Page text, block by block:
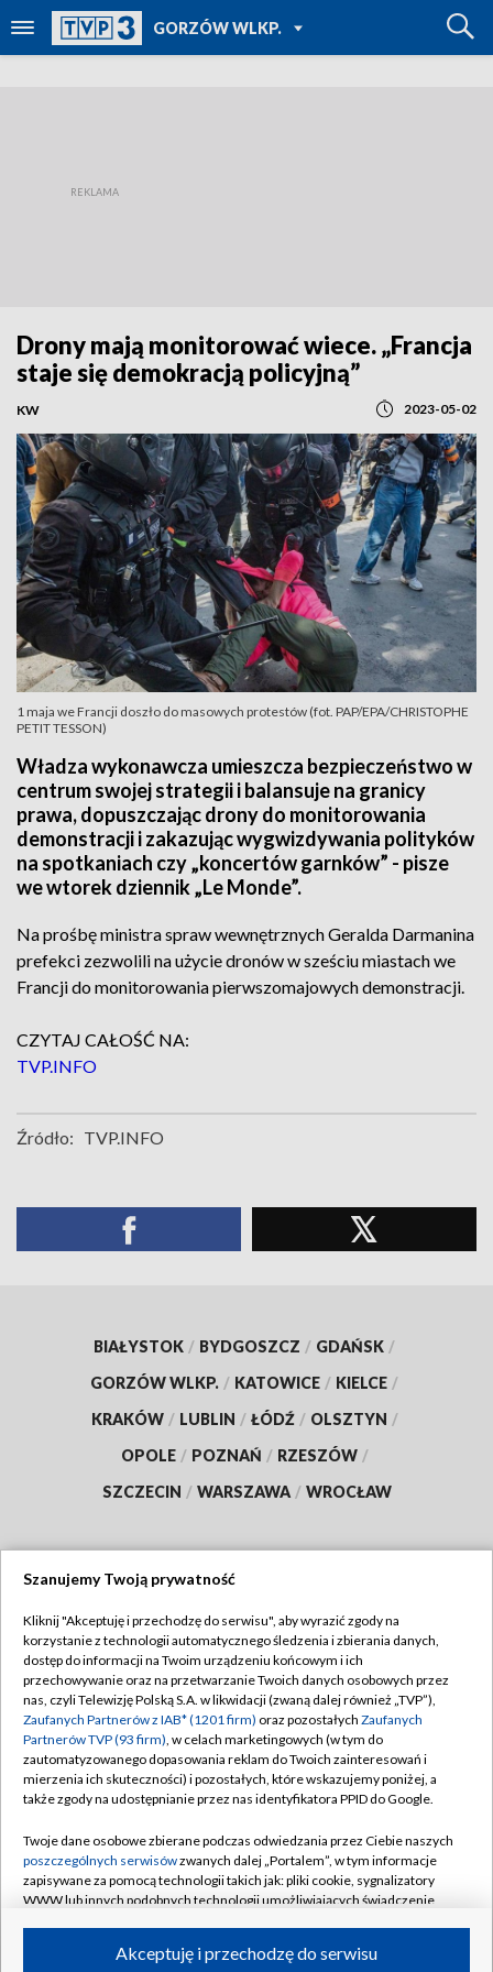
GORZÓW WLKP.
TVP REGIONY
Drony mają monitorować wiece. „Francja
staje się demokracją policyjną”
KW 2023-05-02
1 maja we Francji doszło do masowych protestów (fot. PAP/EPA/CHRISTOPHE
PETIT TESSON)
Władza wykonawcza umieszcza bezpieczeństwo w
centrum swojej strategii i balansuje na granicy
prawa, dopuszczając drony do monitorowania
demonstracji i zakazując wygwizdywania polityków
na spotkaniach czy „koncertów garnków” - pisze
we wtorek dziennik „Le Monde”.
Na prośbę ministra spraw wewnętrznych Geralda Darmanina
prefekci zezwolili na użycie dronów w sześciu miastach we
Francji do monitorowania pierwszomajowych demonstracji.
CZYTAJ CAŁOŚĆ NA:
TVP.INFO
Źródło: TVP.INFO
BIAŁYSTOK / BYDGOSZCZ / GDAŃSK /
GORZÓW WLKP. / KATOWICE / KIELCE /
KRAKÓW / LUBLIN / ŁÓDŹ / OLSZTYN /
OPOLE / POZNAŃ / RZESZÓW /
SZCZECIN / WARSZAWA / WROCŁAW
TVP
Abonament TVP
Emisja w TVP
Centrum informacji TVP
Naziemna Telewizja Cyfrowa
Rada Programowa
System NOS
Informacje o nadawcy
Program dla prasy
Regulamin TVP
Polityka prywatności
Moje zgody
Pomoc
Kontakt
Kanały
Szanujemy Twoją prywatność
Kliknij "Akceptuję i przechodzę do serwisu", aby wyrazić zgody na
korzystanie z technologii automatycznego śledzenia i zbierania danych,
dostęp do informacji na Twoim urządzeniu końcowym i ich
przechowywanie oraz na przetwarzanie Twoich danych osobowych przez
nas, czyli Telewizję Polską S.A. w likwidacji (zwaną dalej również „TVP”),
Zaufanych Partnerów z IAB* (1201 firm) oraz pozostałych Zaufanych
Partnerów TVP (93 firm), w celach marketingowych (w tym do
zautomatyzowanego dopasowania reklam do Twoich zainteresowań i
mierzenia ich skuteczności) i pozostałych, które wskazujemy poniżej, a
także zgody na udostępnianie przez nas identyfikatora PPID do Google.
Twoje dane osobowe zbierane podczas odwiedzania przez Ciebie naszych
poszczególnych serwisówzwanych dalej „Portalem”, w tym informacje
zapisywane za pomocą technologii takich jak: pliki cookie, sygnalizatory
WWW lub innych podobnych technologii umożliwiających świadczenie
ruchu w Internecie.Akceptuję i przechodzę do serwisu